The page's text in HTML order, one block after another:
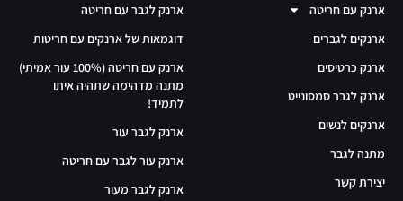
ארנק עם חריטה
ארנקים לגברים
ארנק כרטיסים
ארנק לגבר סמסונייט
ארנקים לנשים
מתנה לגבר
יצירת קשר
ארנק לגבר עם חריטה
דוגמאות של ארנקים עם חריטות
ארנק עם חריטה (100% עור אמיתי)
מתנה מדהימה שתהיה איתו
לתמיד!
ארנק לגבר עור
ארנק עור לגבר עם חריטה
ארנק לגבר מעור